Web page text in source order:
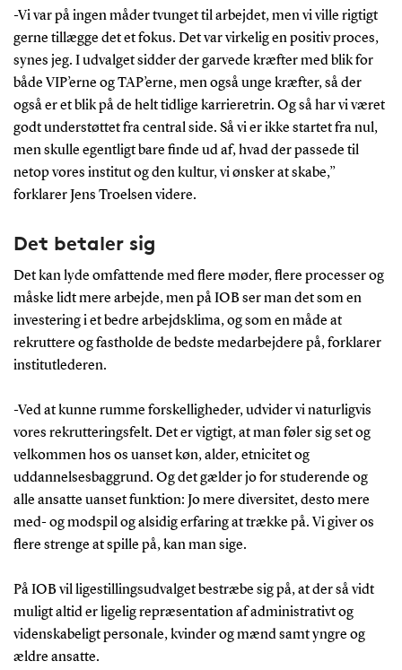
-Vi var på ingen måder tvunget til arbejdet, men vi ville rigtigt
gerne tillægge det et fokus. Det var virkelig en positiv proces,
synes jeg. I udvalget sidder der garvede kræfter med blik for
både VIP’erne og TAP’erne, men også unge kræfter, så der
også er et blik på de helt tidlige karrieretrin. Og så har vi været
godt understøttet fra central side. Så vi er ikke startet fra nul,
men skulle egentligt bare finde ud af, hvad der passede til
netop vores institut og den kultur, vi ønsker at skabe,”
forklarer Jens Troelsen videre.
Det betaler sig
Det kan lyde omfattende med flere møder, flere processer og
måske lidt mere arbejde, men på IOB ser man det som en
investering i et bedre arbejdsklima, og som en måde at
rekruttere og fastholde de bedste medarbejdere på, forklarer
institutlederen.
-Ved at kunne rumme forskelligheder, udvider vi naturligvis
vores rekrutteringsfelt. Det er vigtigt, at man føler sig set og
velkommen hos os uanset køn, alder, etnicitet og
uddannelsesbaggrund. Og det gælder jo for studerende og
alle ansatte uanset funktion: Jo mere diversitet, desto mere
med- og modspil og alsidig erfaring at trække på. Vi giver os
flere strenge at spille på, kan man sige.
På IOB vil ligestillingsudvalget bestræbe sig på, at der så vidt
muligt altid er ligelig repræsentation af administrativt og
videnskabeligt personale, kvinder og mænd samt yngre og
ældre ansatte.